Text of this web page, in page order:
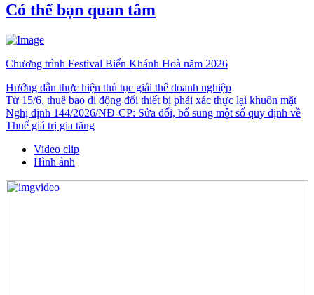
Có thể bạn quan tâm
Chương trình Festival Biển Khánh Hoà năm 2026
Hướng dẫn thực hiện thủ tục giải thể doanh nghiệp
Từ 15/6, thuê bao di động đổi thiết bị phải xác thực lại khuôn mặt
Nghị định 144/2026/NĐ-CP: Sửa đổi, bổ sung một số quy định về
Thuế giá trị gia tăng
Video clip
Hình ảnh